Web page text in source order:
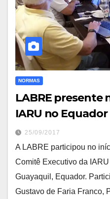
NORMAS
LABRE presente
IARU no Equador
25/09/2017
A LABRE participou no
Comitê Executivo da
Guayaquil, Equador.
Gustavo de Faria Franco,